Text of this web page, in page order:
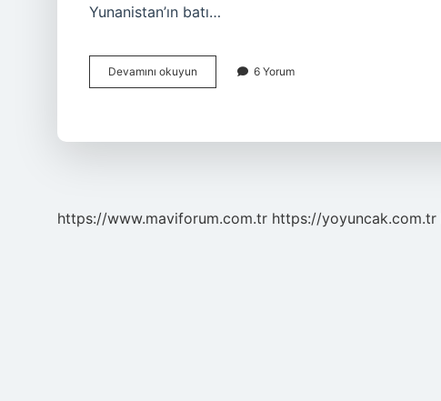
Yunanistan’ın batı…
Devamını okuyun Türkiyenin
En
6 Yorum
https://www.maviforum.com.tr https://yoyuncak.com.tr